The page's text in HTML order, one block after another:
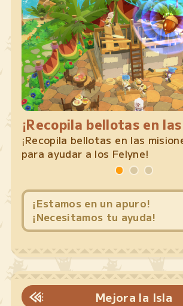
¡Recopila bellotas en
¡Recopila bellotas en las
para ayudar a los Felyne!
¡Estamos en un apuro!
¡Necesitamos tu ayuda!
Mejora la Isla